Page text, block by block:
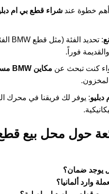
أهم خطوة عند شراء قطع بي ام
: تحديد الفئة (مثل قطع BMW الفئة السابعة أو 3 Series) وسنة الصنع يساعدنا في تضييق نطاق البحث وتوفير
والقديمة فوراً.
كنت تبحث عن مكاين BMW مستعملة
: يوفر لك فريقنا في محرك